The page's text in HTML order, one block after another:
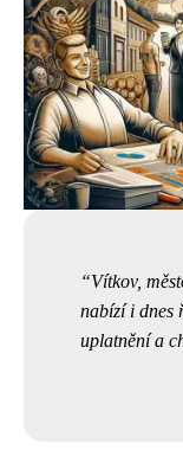
Vítkov,
nabízí i dnes
uplatnění a